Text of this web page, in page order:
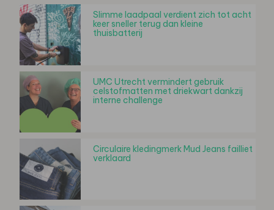
Slimme laadpaal verdient zich tot acht
keer sneller terug dan kleine
thuisbatterij
UMC Utrecht vermindert gebruik
celstofmatten met driekwart dankzij
interne challenge
Circulaire kledingmerk Mud Jeans failliet
verklaard